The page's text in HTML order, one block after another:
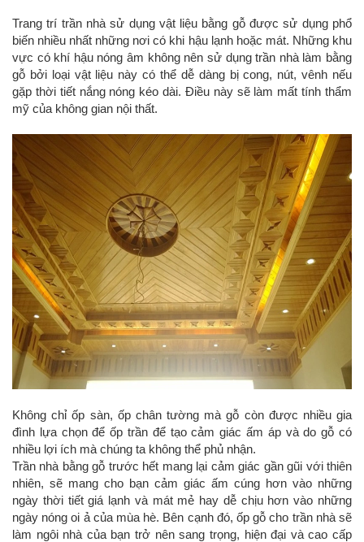
Trang trí trần nhà sử dụng vật liệu bằng gỗ được sử dụng phổ
biến nhiều nhất những nơi có khi hậu lạnh hoặc mát. Những khu
vực có khí hậu nóng âm không nên sử dụng trần nhà làm bằng
gỗ bởi loại vật liệu này có thể dễ dàng bị cong, nút, vênh nếu
gặp thời tiết nắng nóng kéo dài. Điều này sẽ làm mất tính thẩm
mỹ của không gian nội thất.
Không chỉ ốp sàn, ốp chân tường mà gỗ còn được nhiều gia
đình lựa chọn để ốp trần để tạo cảm giác ấm áp và do gỗ có
nhiều lợi ích mà chúng ta không thể phủ nhận.
Trần nhà bằng gỗ trước hết mang lại cảm giác gần gũi với thiên
nhiên, sẽ mang cho bạn cảm giác ấm cúng hơn vào những
ngày thời tiết giá lạnh và mát mẻ hay dễ chịu hơn vào những
ngày nóng oi ả của mùa hè. Bên cạnh đó, ốp gỗ cho trần nhà sẽ
làm ngôi nhà của bạn trở nên sang trọng, hiện đại và cao cấp